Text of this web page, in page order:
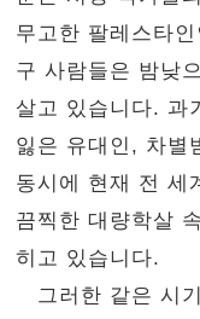
무고한 팔레스타
구 사람들은 밤낮
살고 있습니다. 과
잃은 유대인, 차별
동시에 현재 전 세
끔찍한 대량학살
히고 있습니다.
그러한 같은 시